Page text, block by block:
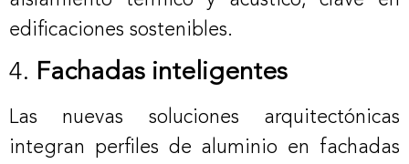
edificaciones sostenibles.
4. Fachadas inteligentes
Las nuevas soluciones arquitectónicas
integran perfiles de aluminio en fachadas